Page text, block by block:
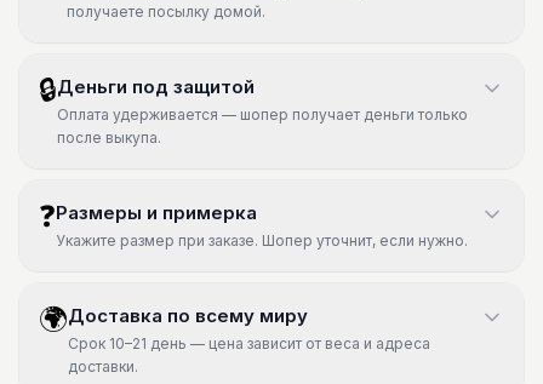
получаете посылку домой.
🔒Деньги под защитой
Оплата удерживается — шопер получает деньги только
после выкупа.
❓Размеры и примерка
Укажите размер при заказе. Шопер уточнит, если нужно.
🌍Доставка по всему миру
Срок 10–21 день — цена зависит от веса и адреса
доставки.